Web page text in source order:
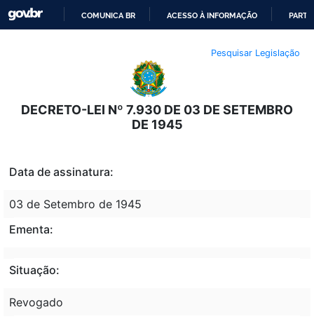
O
CONTEÚDO
COMUNICA BR ACESSO À INFORMAÇÃO
Pesquisar Legislação
DECRETO-LEI Nº 7.930 DE 03 DE SETEMBRO
DE 1945
Data de assinatura:
03 de Setembro de 1945
Ementa:
Situação:
Revogado